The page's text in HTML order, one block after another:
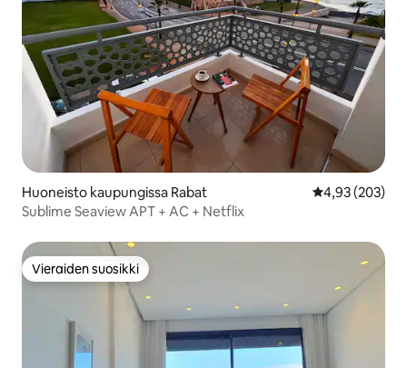
Huoneisto kaupungissa Rabat
4,93 (203)
Sublime Seaview APT + AC + Netflix
Vieraiden suosikki
Vieraiden suosikki